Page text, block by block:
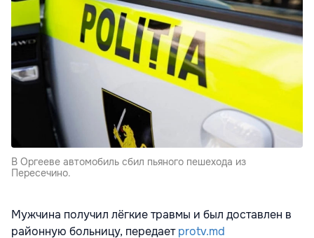
В Оргееве автомобиль сбил пьяного пешехода из
Пересечино.
Мужчина получил лёгкие травмы и был доставлен в
районную больницу, передаетprotv.md